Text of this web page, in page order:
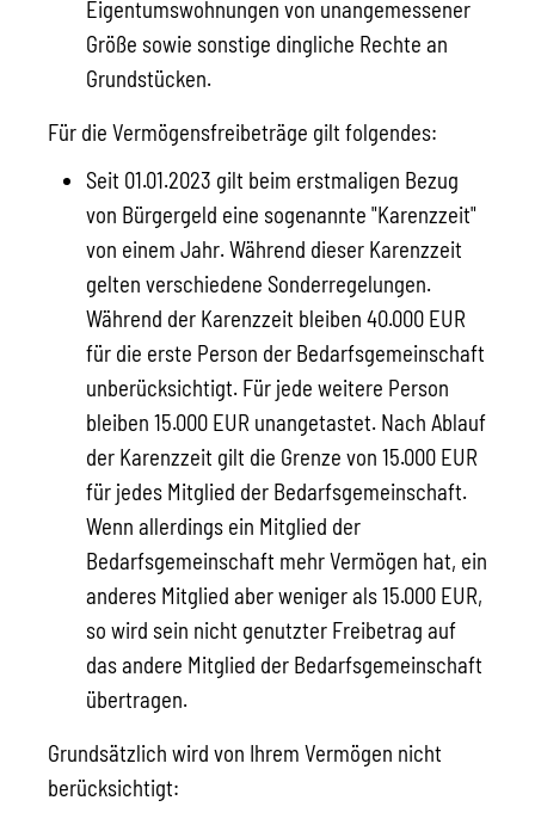
Eigentumswohnungen von unangemessener
Größe sowie sonstige dingliche Rechte an
Grundstücken.
Für die Vermögensfreibeträge gilt folgendes:
Seit 01.01.2023 gilt beim erstmaligen Bezug
von Bürgergeld eine sogenannte "Karenzzeit"
von einem Jahr. Während dieser Karenzzeit
gelten verschiedene Sonderregelungen.
Während der Karenzzeit bleiben 40.000 EUR
für die erste Person der Bedarfsgemeinschaft
unberücksichtigt. Für jede weitere Person
bleiben 15.000 EUR unangetastet. Nach Ablauf
der Karenzzeit gilt die Grenze von 15.000 EUR
für jedes Mitglied der Bedarfsgemeinschaft.
Wenn allerdings ein Mitglied der
Bedarfsgemeinschaft mehr Vermögen hat, ein
anderes Mitglied aber weniger als 15.000 EUR,
so wird sein nicht genutzter Freibetrag auf
das andere Mitglied der Bedarfsgemeinschaft
übertragen.
Grundsätzlich wird von Ihrem Vermögen nicht
berücksichtigt: